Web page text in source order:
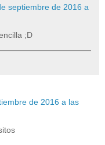
septiembre de 2016 a
;D
de 2016 a las